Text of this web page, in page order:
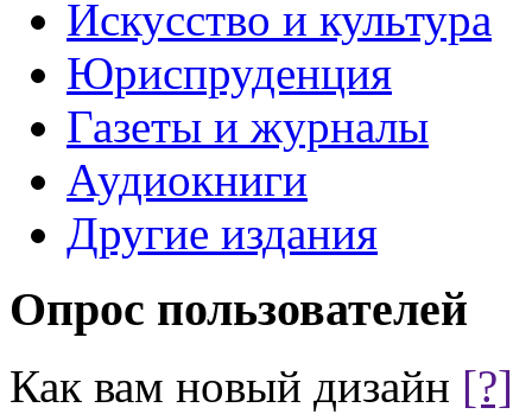
Искусство и культура
Юриспруденция
Газеты и журналы
Аудиокниги
Другие издания
Опрос пользователей
Как вам новый дизайн [?]